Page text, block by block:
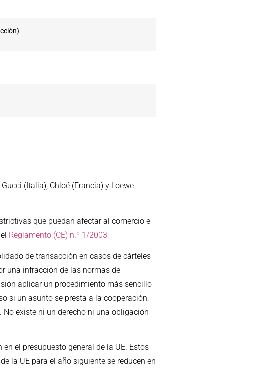
(Italia), Chloé (Francia) y Loewe
que puedan afectar al comercio e
Reglamento (CE) n.º 1/2003
de transacción en casos de cárteles
una infracción de las normas de
aplicar un procedimiento más sencillo
si un asunto se presta a la cooperación,
existe ni un derecho ni una obligación
el presupuesto general de la UE. Estos
la UE para el año siguiente se reducen en